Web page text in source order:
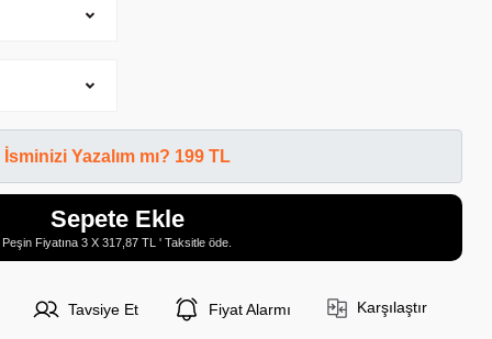
İsminizi Yazalım mı? 199 TL
Sepete Ekle
Peşin Fiyatına 3 X 317,87 TL ' Taksitle öde.
Tavsiye Et Fiyat Alarmı Karşılaştır